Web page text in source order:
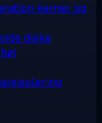
kerner og
diske